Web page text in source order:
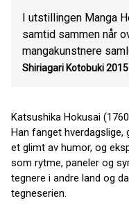
I utstillingen Manga
samtid sammen når
mangakunstnere
Shiriagari Kotobuki
Katsushika Hokusai
Han fanget hverdagslige,
et glimt av humor, og
som rytme, paneler og
tegnere i andre land og
tegneserien.